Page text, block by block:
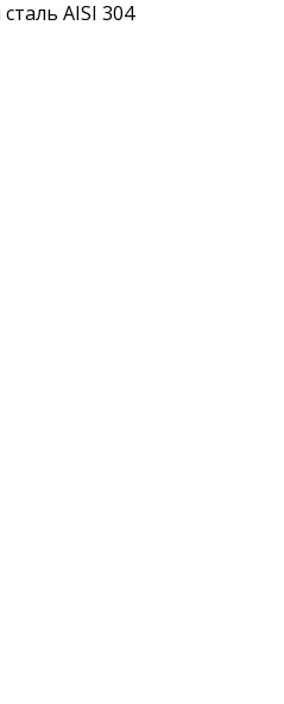
AISI 304